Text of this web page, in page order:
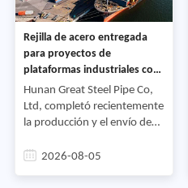
calidad del producto tiene un
impacto directo en
seguridad, durabilidad y
costos operativos a largo
plazo,
Rejilla de acero entregada
para proyectos de
plataformas industriales con
soporte de fabricación
personalizado
Hunan Great Steel Pipe Co,
Ltd, completó recientemente
la producción y el envío de
personalizadas para un
2026-08-05